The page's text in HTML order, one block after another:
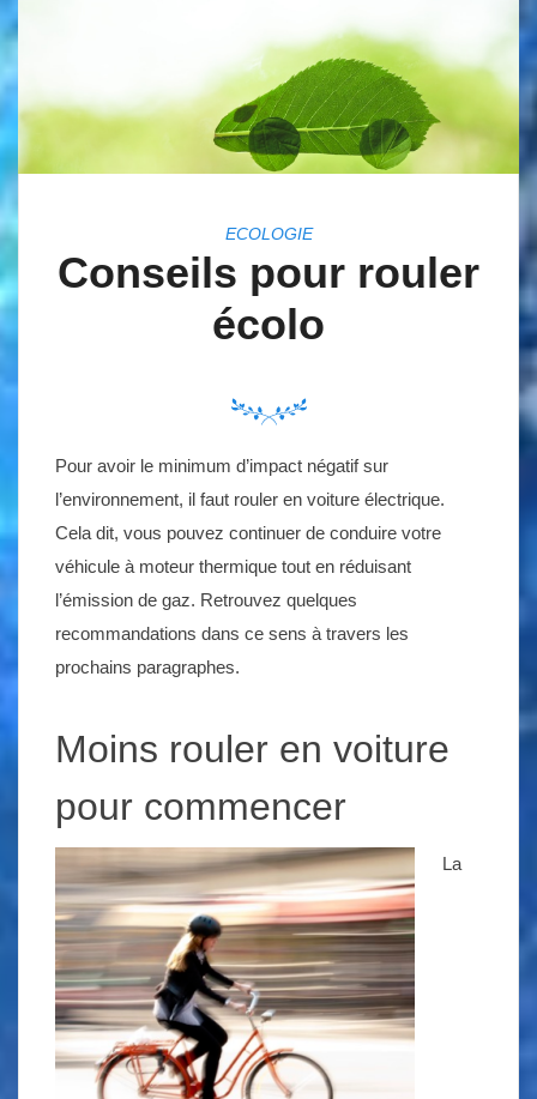
ECOLOGIE
Conseils pour rouler
écolo
Pour avoir le minimum d’impact négatif sur
l’environnement, il faut rouler en voiture électrique.
Cela dit, vous pouvez continuer de conduire votre
véhicule à moteur thermique tout en réduisant
l’émission de gaz. Retrouvez quelques
recommandations dans ce sens à travers les
prochains paragraphes.
Moins rouler en voiture
pour commencer
La